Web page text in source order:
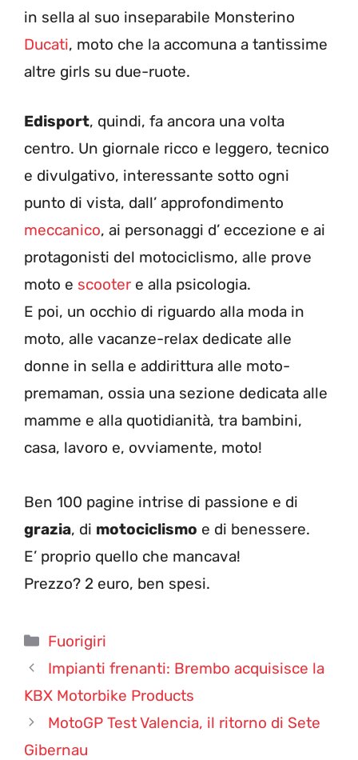
in sella al suo inseparabile Monsterino
Ducati, moto che la accomuna a tantissime
altre girls su due-ruote.
Edisport, quindi, fa ancora una volta
centro. Un giornale ricco e leggero, tecnico
e divulgativo, interessante sotto ogni
punto di vista, dall’ approfondimento
meccanico, ai personaggi d’ eccezione e ai
protagonisti del motociclismo, alle prove
moto e scooter e alla psicologia.
E poi, un occhio di riguardo alla moda in
moto, alle vacanze-relax dedicate alle
donne in sella e addirittura alle moto-
premaman, ossia una sezione dedicata alle
mamme e alla quotidianità, tra bambini,
casa, lavoro e, ovviamente, moto!
Ben 100 pagine intrise di passione e di
grazia, di motociclismo e di benessere.
E’ proprio quello che mancava!
Prezzo? 2 euro, ben spesi.
Categorie
Fuorigiri
Impianti frenanti: Brembo acquisisce la
KBX Motorbike Products
MotoGP Test Valencia, il ritorno di Sete
Gibernau